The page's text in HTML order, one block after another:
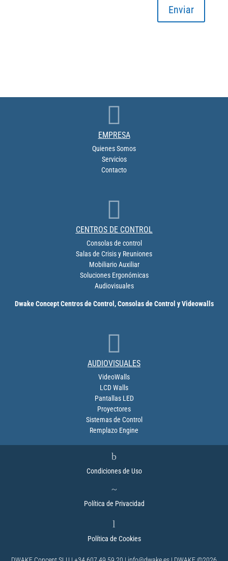
Enviar

EMPRESA
Quienes Somos
Servicios
Contacto

CENTROS DE CONTROL
Consolas de control
Salas de Crisis y Reuniones
Mobiliario Auxiliar
Soluciones Ergonómicas
Audiovisuales
Dwake Concept Centros de Control, Consolas de Control y Videowalls

AUDIOVISUALES
VideoWalls
LCD Walls
Pantallas LED
Proyectores
Sistemas de Control
Remplazo Engine
b
Condiciones de Uso
~
Política de Privacidad
l
Política de Cookies